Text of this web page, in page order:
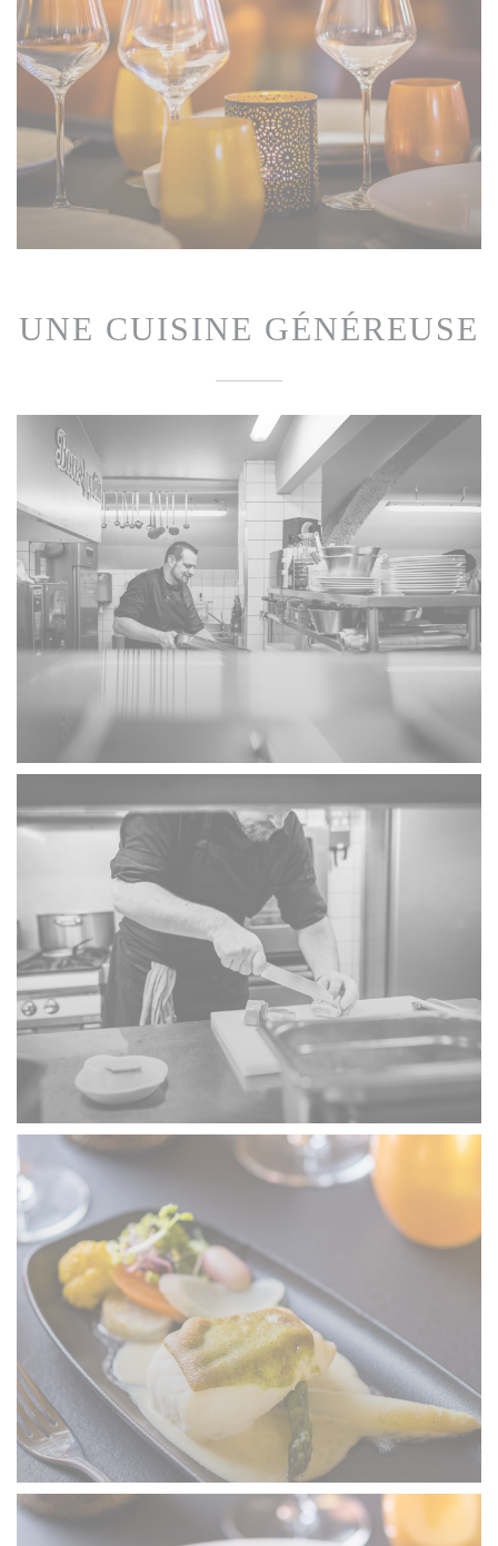
UNE CUISINE GÉNÉREUSE